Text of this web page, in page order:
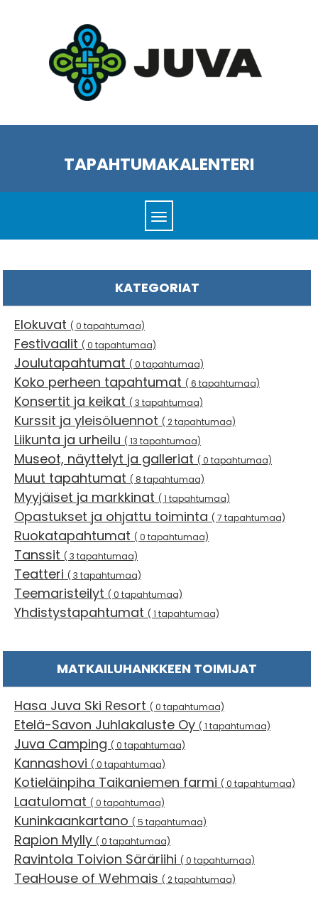
TAPAHTUMAKALENTERI
KATEGORIAT
Elokuvat ( 0 tapahtumaa)
Festivaalit ( 0 tapahtumaa)
Joulutapahtumat ( 0 tapahtumaa)
Koko perheen tapahtumat ( 6 tapahtumaa)
Konsertit ja keikat ( 3 tapahtumaa)
Kurssit ja yleisöluennot ( 2 tapahtumaa)
Liikunta ja urheilu ( 13 tapahtumaa)
Museot, näyttelyt ja galleriat ( 0 tapahtumaa)
Muut tapahtumat ( 8 tapahtumaa)
Myyjäiset ja markkinat ( 1 tapahtumaa)
Opastukset ja ohjattu toiminta ( 7 tapahtumaa)
Ruokatapahtumat ( 0 tapahtumaa)
Tanssit ( 3 tapahtumaa)
Teatteri ( 3 tapahtumaa)
Teemaristeilyt ( 0 tapahtumaa)
Yhdistystapahtumat ( 1 tapahtumaa)
MATKAILUHANKKEEN TOIMIJAT
Hasa Juva Ski Resort ( 0 tapahtumaa)
Etelä-Savon Juhlakaluste Oy ( 1 tapahtumaa)
Juva Camping ( 0 tapahtumaa)
Kannashovi ( 0 tapahtumaa)
Kotieläinpiha Taikaniemen farmi ( 0 tapahtumaa)
Laatulomat ( 0 tapahtumaa)
Kuninkaankartano ( 5 tapahtumaa)
Rapion Mylly ( 0 tapahtumaa)
Ravintola Toivion Säräriihi ( 0 tapahtumaa)
TeaHouse of Wehmais ( 2 tapahtumaa)